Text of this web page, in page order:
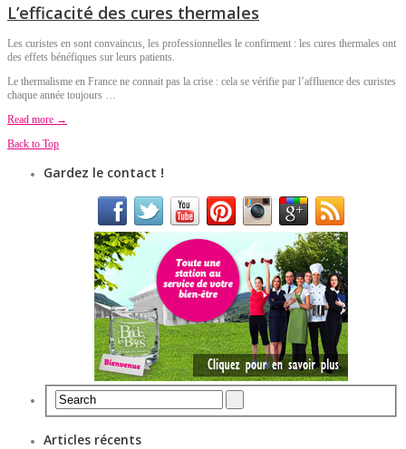
L’efficacité des cures thermales
Les curistes en sont convaincus, les professionnelles le confirment : les cures thermales ont
des effets bénéfiques sur leurs patients.
Le thermalisme en France ne connait pas la crise : cela se vérifie par l’affluence des curistes
chaque année toujours …
Read more →
Back to Top
Gardez le contact !
Articles récents